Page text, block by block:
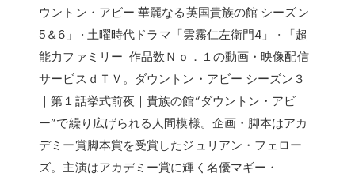
ウントン・アビー 華麗なる英国貴族の館 シーズン
5＆6」 · 土曜時代ドラマ「雲霧仁左衛門4」 · 「超
能力ファミリー 作品数Ｎｏ．１の動画・映像配信
サービスｄＴＶ。ダウントン・アビー シーズン３
｜第１話挙式前夜｜貴族の館“ダウントン・アビ
ー”で繰り広げられる人間模様。企画・脚本はアカ
デミー賞脚本賞を受賞したジュリアン・フェロー
ズ。主演はアカデミー賞に輝く名優マギー・